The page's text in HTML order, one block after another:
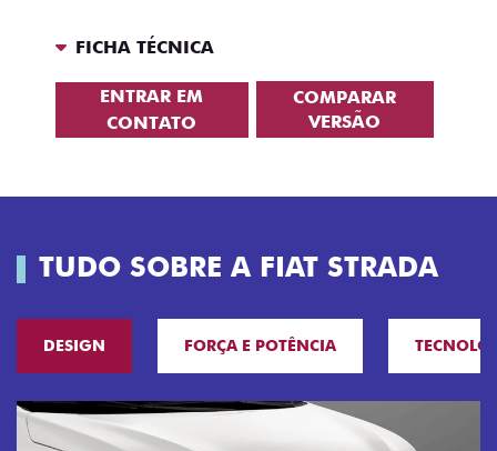
FICHA TÉCNICA
ENTRAR EM
CONTATO
COMPARAR
VERSÃO
TUDO SOBRE A FIAT STRADA
DESIGN FORÇA E POTÊNCIA